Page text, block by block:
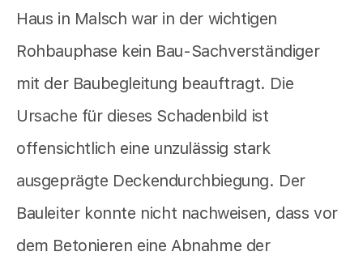
Haus in Malsch war in der wichtigen
Rohbauphase kein Bau-Sachverständiger
mit der Baubegleitung beauftragt. Die
Ursache für dieses Schadenbild ist
offensichtlich eine unzulässig stark
ausgeprägte Deckendurchbiegung. Der
Bauleiter konnte nicht nachweisen, dass vor
dem Betonieren eine Abnahme der